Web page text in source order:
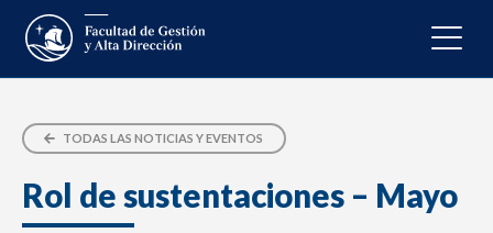
TODAS LAS NOTICIAS Y EVENTOS
Rol de sustentaciones – Mayo